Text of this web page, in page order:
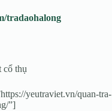
tradaohalong
cổ thụ
yeutraviet.vn/quan-tra-
”]